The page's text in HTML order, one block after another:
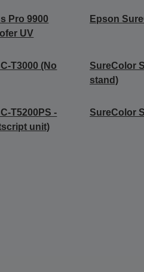
Pro 9900
UV
Epson
T3000 (No
SureColor
stand)
T5200PS -
unit)
SureColor